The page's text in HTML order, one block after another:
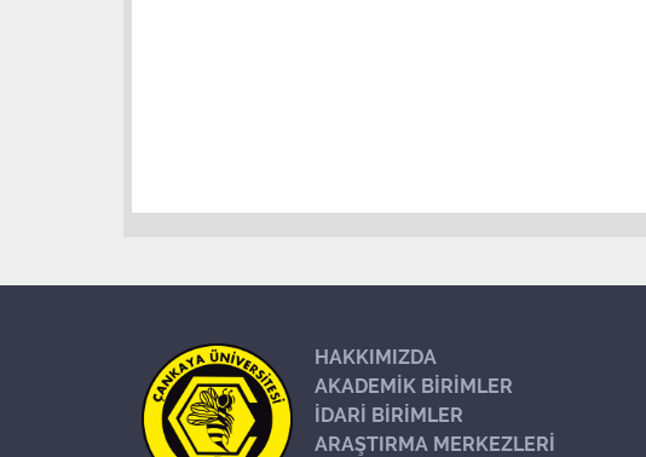
HAKKIMIZDA
AKADEMİK BİRİMLER
İDARİ BİRİMLER
ARAŞTIRMA MERKEZLERİ